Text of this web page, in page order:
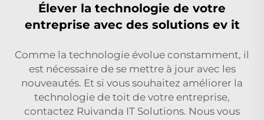
Élever la technologie de votre
entreprise avec des solutions ev it
Comme la technologie évolue constamment, il
est nécessaire de se mettre à jour avec les
nouveautés. Et si vous souhaitez améliorer la
technologie de toit de votre entreprise,
contactez Ruivanda IT Solutions. Nous vous